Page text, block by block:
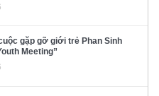
gặp gỡ giới trẻ Phan Sinh
Meeting”